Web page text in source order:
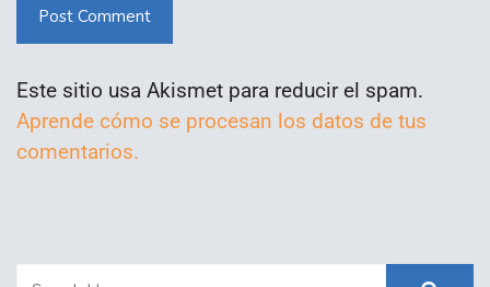
Post Comment
Este sitio usa Akismet para reducir el spam.
Aprende cómo se procesan los datos de tus
comentarios.